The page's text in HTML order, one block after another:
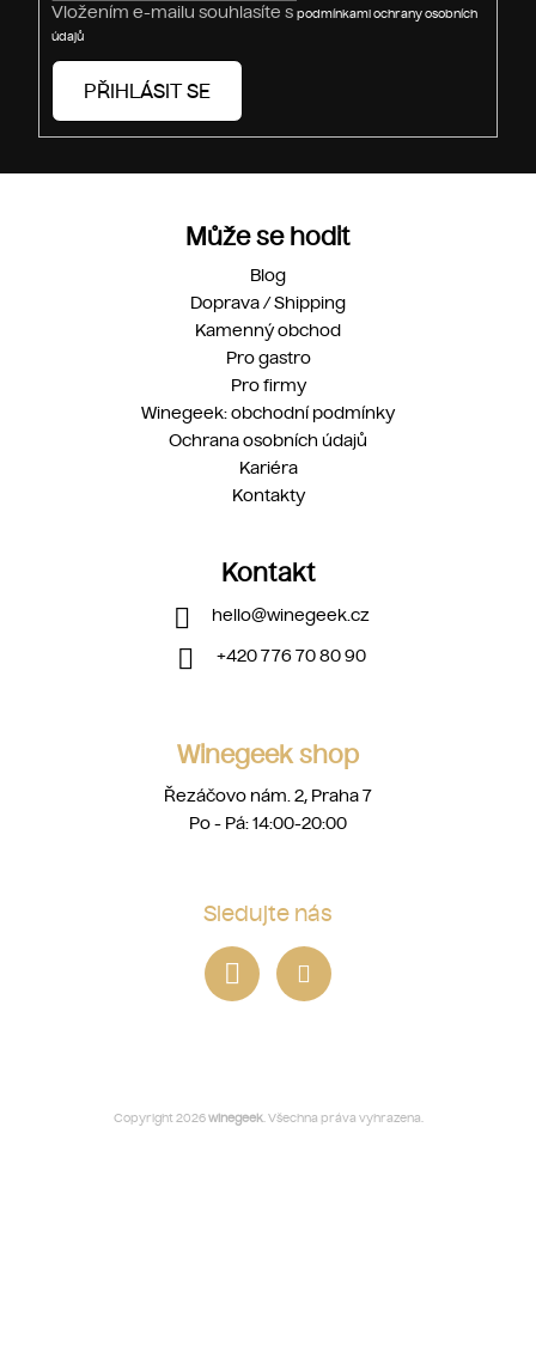
Vložením e-mailu souhlasíte s podmínkami ochrany osobních
údajů
PŘIHLÁSIT SE
Může se hodit
Blog
Doprava / Shipping
Kamenný obchod
Pro gastro
Pro firmy
Winegeek: obchodní podmínky
Ochrana osobních údajů
Kariéra
Kontakty
Kontakt
hello@winegeek.cz
+420 776 70 80 90
Winegeek shop
Řezáčovo nám. 2, Praha 7
Po - Pá: 14:00-20:00
Sledujte nás
Copyright 2026winegeek. Všechna práva vyhrazena.